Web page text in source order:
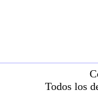
Todos los